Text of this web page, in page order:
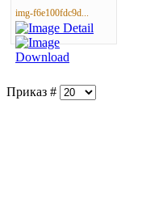
img-f6e100fdc9d...
Приказ #